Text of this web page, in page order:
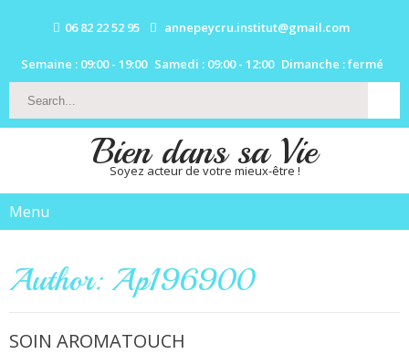
06 82 22 52 95 annepeycru.institut@gmail.com
Semaine : 09:00 - 19:00 Samedi : 09:00 - 12:00 Dimanche : fermé
Bien dans sa Vie
Soyez acteur de votre mieux-être !
Menu
Author:Ap196900
SOIN AROMATOUCH